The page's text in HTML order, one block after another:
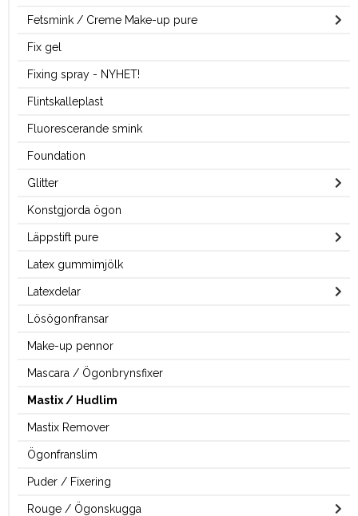
Fetsmink / Creme Make-up pure
Fix gel
Fixing spray - NYHET!
Flintskalleplast
Fluorescerande smink
Foundation
Glitter
Konstgjorda ögon
Läppstift pure
Latex gummimjölk
Latexdelar
Lösögonfransar
Make-up pennor
Mascara / Ögonbrynsfixer
Mastix / Hudlim
Mastix Remover
Ögonfranslim
Puder / Fixering
Rouge / Ögonskugga